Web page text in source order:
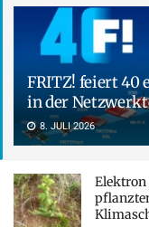
FRITZ! feiert 40
in der
8. JULI 2026